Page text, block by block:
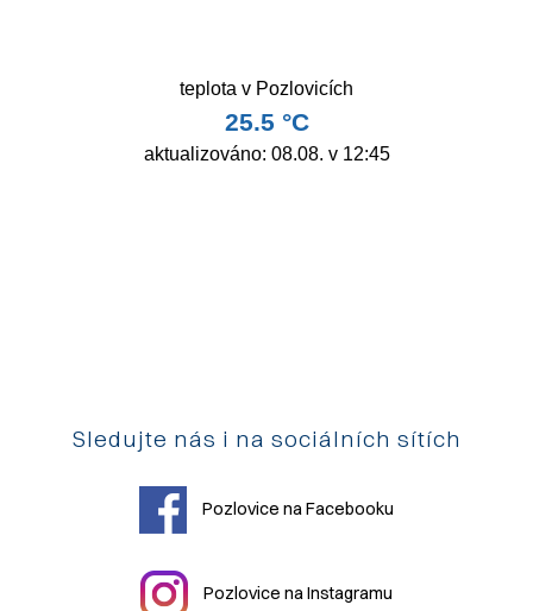
Sledujte nás i na sociálních sítích
Pozlovice na Facebooku
Pozlovice na Instagramu